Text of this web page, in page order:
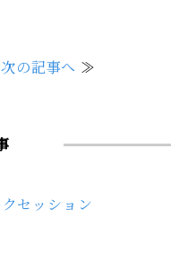
次の記事へ ≫
セッション